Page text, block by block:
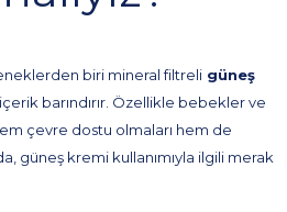
biri mineral filtreli güneş
barındırır. Özellikle bebekler ve
çevre dostu olmaları hem de
güneş kremi kullanımıyla ilgili merak